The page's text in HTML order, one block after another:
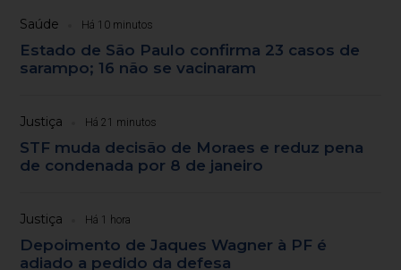
Saúde Há 10 minutos
Estado de São Paulo confirma 23 casos de
sarampo; 16 não se vacinaram
Justiça Há 21 minutos
STF muda decisão de Moraes e reduz pena
de condenada por 8 de janeiro
Justiça Há 1 hora
Depoimento de Jaques Wagner à PF é
adiado a pedido da defesa